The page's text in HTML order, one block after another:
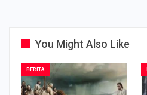
You Might Also Like
BERITA